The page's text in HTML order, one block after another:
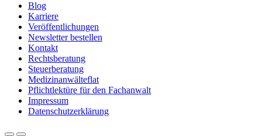
Blog
Karriere
Veröffentlichungen
Newsletter bestellen
Kontakt
Rechtsberatung
Steuerberatung
Medizinanwälteflat
Pflichtlektüre für den Fachanwalt
Impressum
Datenschutzerklärung